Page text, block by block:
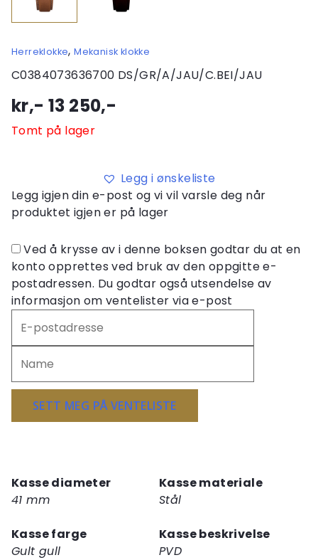
Herreklokke,Mekanisk klokke
C0384073636700 DS/GR/A/JAU/C.BEI/JAU
kr,- 13 250,-
Tomt på lager
Legg i ønskeliste
Legg igjen din e-post og vi vil varsle deg når
produktet igjen er på lager
Ved å krysse av i denne boksen godtar du at en
konto opprettes ved bruk av den oppgitte e-
postadressen. Du godtar også utsendelse av
informasjon om ventelister via e-post
inn
e-
postadressen
din
å
ventelisten
for
produktet
SETT MEG PÅ VENTELISTE
Kasse diameter
41 mm
Kasse materiale
Stål
Kasse farge
Gult gull
Kasse beskrivelse
PVD